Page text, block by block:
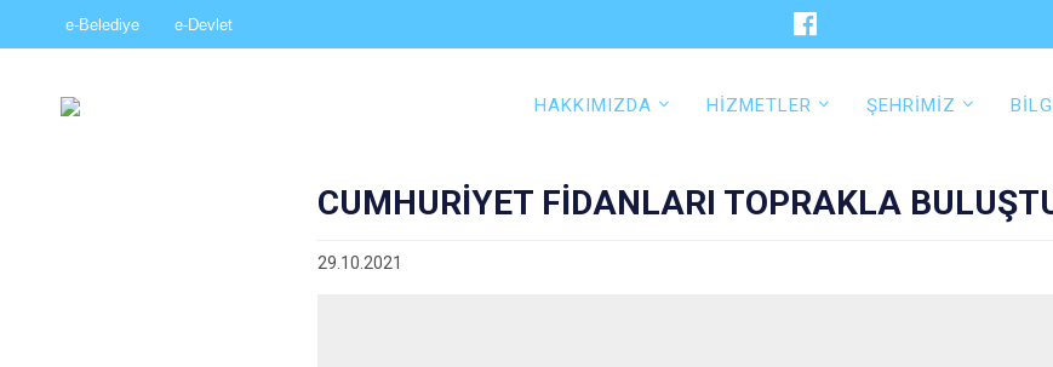
e-Belediye e-Devlet
HAKKIMIZDA HİZMETLER ŞEHRİMİZ
CUMHURİYET FİDANLARI TOPRAKLA
29.10.2021